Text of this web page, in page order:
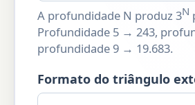
A profundidade N produz 3N
Profundidade 5 → 243,
profundidade 9 → 19.683.
Formato do triângulo